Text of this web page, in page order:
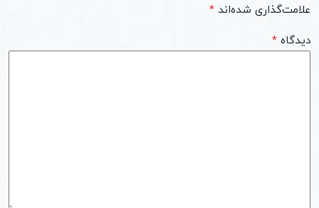
علامت‌گذاری شده‌اند *
دیدگاه *